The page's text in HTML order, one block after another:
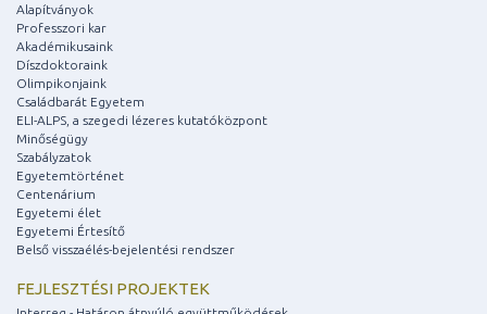
Alapítványok
Professzori kar
Akadémikusaink
Díszdoktoraink
Olimpikonjaink
Családbarát Egyetem
ELI-ALPS, a szegedi lézeres kutatóközpont
Minőségügy
Szabályzatok
Egyetemtörténet
Centenárium
Egyetemi élet
Egyetemi Értesítő
Belső visszaélés-bejelentési rendszer
FEJLESZTÉSI PROJEKTEK